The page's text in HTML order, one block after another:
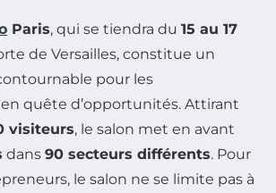
Paris, qui se tiendra du 15 au 17
de Versailles, constitue un
pour les
quête d’opportunités. Attirant
visiteurs, le salon met en avant
dans 90 secteurs différents. Pour
le salon ne se limite pas à